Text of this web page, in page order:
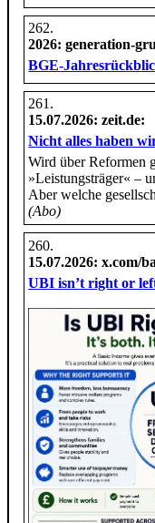
2026: generation-
BGE-
15.07.2026: zeit.de:
Nicht alles haben
Wird über Reformen
»Leistungsträger« –
Aber welche
(Abo)
15.07.2026: x.com/
UBI isn’t right or